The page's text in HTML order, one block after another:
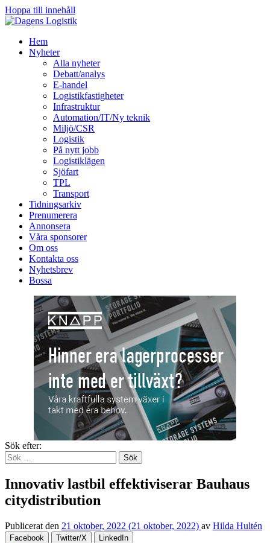
Hoppa till innehåll
Hem
Nyheter
Alla nyheter
Debatt/analys
E-handel
Logistikfastigheter
Infrastruktur
Automation/IT/Ny teknik
Miljö/CSR
Logistik
På nytt jobb
Logistiklägen
Sjöfart
TPL
Transport
Tidningsarkiv
Prenumerera
Annonsera
Våra sponsorer
Om oss
Kontakta oss
Nyhetsbrev
Bossa
Sök efter:
Innovativ lastbil effektiviserar Bauhaus
citydistribution
Publicerat den 21 oktober, 2022 (21 oktober, 2022) av Hilda Hultén
Facebook Twitter/X LinkedIn